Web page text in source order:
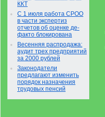
ККТ
С 1 июля работа СРОО
в части экспертиз
отчетов об оценке де-
факто блокирована
Весенняя распродажа:
аудит трех предприятий
за 2000 рублей
Законодатели
предлагают изменить
порядок назначения
трудовых пенсий